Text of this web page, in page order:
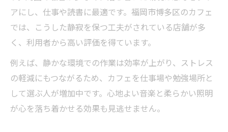
アにし、仕事や読書に最適です。福岡市博多区のカフェ
では、こうした静寂を保つ工夫がされている店舗が多
く、利用者から高い評価を得ています。
例えば、静かな環境での作業は効率が上がり、ストレス
の軽減にもつながるため、カフェを仕事場や勉強場所と
して選ぶ人が増加中です。心地よい音楽と柔らかい照明
が心を落ち着かせる効果も見逃せません。